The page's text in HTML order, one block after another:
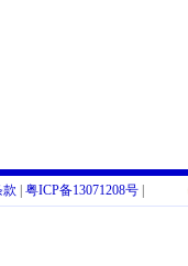
款 粤ICP备13071208号|